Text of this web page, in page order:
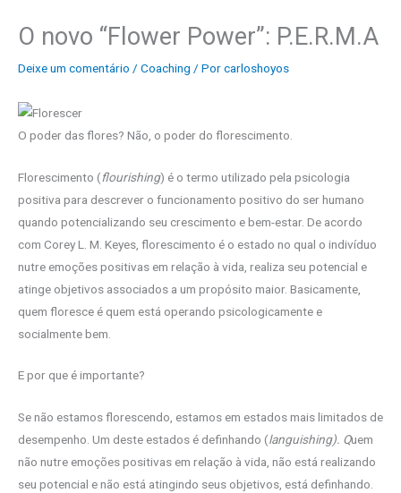
O novo “Flower Power”: P.E.R.M.A
Deixe um comentário / Coaching / Porcarloshoyos
O poder das flores? Não, o poder do florescimento.
Florescimento (flourishing) é o termo utilizado pela psicologia
positiva para descrever o funcionamento positivo do ser humano
quando potencializando seu crescimento e bem-estar. De acordo
com Corey L. M. Keyes, florescimento é o estado no qual o indivíduo
nutre emoções positivas em relação à vida, realiza seu potencial e
atinge objetivos associados a um propósito maior. Basicamente,
quem floresce é quem está operando psicologicamente e
socialmente bem.
E por que é importante?
Se não estamos florescendo, estamos em estados mais limitados de
desempenho. Um deste estados é definhando (languishing). Quem
não nutre emoções positivas em relação à vida, não está realizando
seu potencial e não está atingindo seus objetivos, está definhando.